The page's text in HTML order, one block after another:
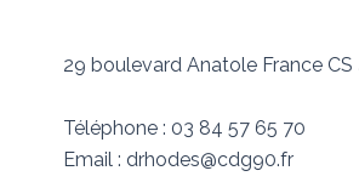
29 boulevard Anatole France
Téléphone : 03 84 57 65 70
Email : drhodes@cdg90.fr